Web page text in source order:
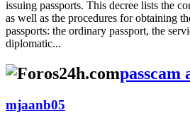
issuing passports. This decree lists the
as well as the procedures for obtaining
passports: the ordinary passport, the
diplomatic...
passcam
mjaanb05